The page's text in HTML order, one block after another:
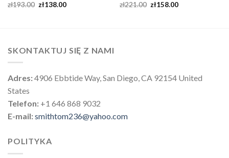
zł193.00 zł138.00
zł221.00 zł158.00
SKONTAKTUJ SIĘ Z NAMI
Adres:4906 Ebbtide Way, San Diego, CA 92154 United
States
Telefon: +1 646 868 9032
E-mail:smithtom236@yahoo.com
POLITYKA